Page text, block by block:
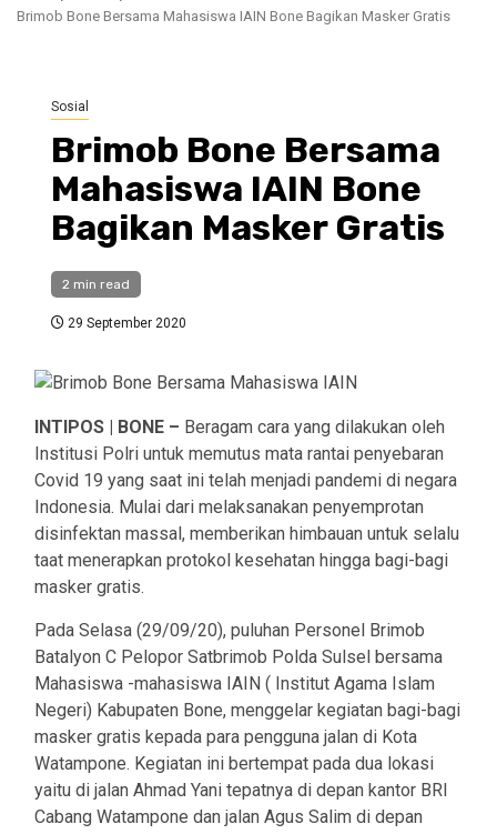
Brimob Bone Bersama Mahasiswa IAIN Bone Bagikan Masker Gratis
Sosial
Brimob Bone Bersama
Mahasiswa IAIN Bone
Bagikan Masker Gratis
2 min read
29 September 2020
INTIPOS | BONE – Beragam cara yang dilakukan oleh
Institusi Polri untuk memutus mata rantai penyebaran
Covid 19 yang saat ini telah menjadi pandemi di negara
Indonesia. Mulai dari melaksanakan penyemprotan
disinfektan massal, memberikan himbauan untuk selalu
taat menerapkan protokol kesehatan hingga bagi-bagi
masker gratis.
Pada Selasa (29/09/20), puluhan Personel Brimob
Batalyon C Pelopor Satbrimob Polda Sulsel bersama
Mahasiswa -mahasiswa IAIN ( Institut Agama Islam
Negeri) Kabupaten Bone, menggelar kegiatan bagi-bagi
masker gratis kepada para pengguna jalan di Kota
Watampone. Kegiatan ini bertempat pada dua lokasi
yaitu di jalan Ahmad Yani tepatnya di depan kantor BRI
Cabang Watampone dan jalan Agus Salim di depan